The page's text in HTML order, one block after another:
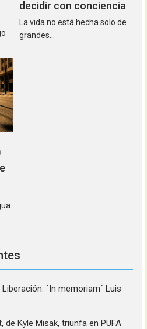
decidir con conciencia
La vida no está hecha solo de
grandes...
Liberación: ´In memoriam´ Luis
de Kyle Misak, triunfa en PUFA